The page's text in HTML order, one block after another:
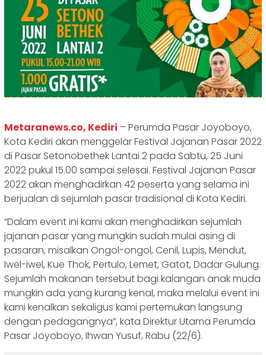
Metaranews.co, Kediri – Perumda Pasar Joyoboyo,
Kota Kediri akan menggelar Festival Jajanan Pasar 2022
di Pasar Setonobethek Lantai 2 pada Sabtu, 25 Juni
2022 pukul 15.00 sampai selesai. Festival Jajanan Pasar
2022 akan menghadirkan 42 peserta yang selama ini
berjualan di sejumlah pasar tradisional di Kota Kediri.
“Dalam event ini kami akan menghadirkan sejumlah
jajanan pasar yang mungkin sudah mulai asing di
pasaran, misalkan Ongol-ongol, Cenil, Lupis, Mendut,
Iwel-iwel, Kue Thok, Pertulo, Lemet, Gatot, Dadar Gulung.
Sejumlah makanan tersebut bagi kalangan anak muda
mungkin ada yang kurang kenal, maka melalui event ini
kami kenalkan sekaligus kami pertemukan langsung
dengan pedagangnya”, kata Direktur Utama Perumda
Pasar Joyoboyo, Ihwan Yusuf, Rabu (22/6).